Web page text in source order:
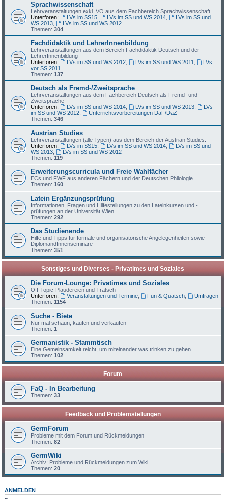
Sprachwissenschaft
Lehrveranstaltungen exkl. VO aus dem Fachbereich Sprachwissenschaft
Unterforen:
LVs im SS15 LVs im SS und WS 2014
LVs im SS und
WS 2013
LVs im SS und WS 2012
Themen:304
Fachdidaktik und LehrerInnenbildung
Lehrveranstaltungen aus dem Bereich Fachdidaktik Deutsch und der
LehrerInnenbildung
Unterforen:
LVs im SS und WS 2012 LVs im SS und WS 2011
LVs
vor SS 2011
Themen:137
Deutsch als Fremd-/Zweitsprache
Lehrveranstaltungen aus dem Fachbereich Deutsch als Fremd- und
Zweitsprache
Unterforen:
LVs im SS und WS 2014 LVs im SS und WS 2013
LVs
im SS und WS 2012
Unterrichtsvorbereitungen DaF/DaZ
Themen:346
Austrian Studies
Lehrveranstaltungen (alle Typen) aus dem Bereich der Austrian Studies.
Unterforen:
LVs im SS15 LVs im SS und WS 2014
LVs im SS und
WS 2013
LVs im SS und WS 2012
Themen:119
Erweiterungscurricula und Freie Wahlfächer
ECs und FWF aus anderen Fächern und der Deutschen Philologie
Themen:160
Latein Ergänzungsprüfung
Informationen, Fragen und Hilfestellungen zu den Lateinkursen und -
prüfungen an der Universität Wien
Themen:292
Das Studienende
Hilfe und Tipps für formale und organisatorische Angelegenheiten sowie
DiplomandInnenseminare
Themen:351
Sonstiges und Diverses - Privatimes und Soziales
Die Forum-Lounge: Privatimes und Soziales
Off-Topic-Plaudereien und Tratsch
Unterforen:
Veranstaltungen und Termine Fun & Quatsch
Umfragen
Themen:1154
Suche - Biete
Nur mal schaun, kaufen und verkaufen
Themen:1
Germanistik - Stammtisch
Eine Gemeinsamkeit reicht, um miteinander was trinken zu gehen.
Themen:102
Forum
FaQ - In Bearbeitung
Themen:33
Feedback und Problemstellungen
GermForum
Probleme mit dem Forum und Rückmeldungen
Themen:82
GermWiki
Archiv: Probleme und Rückmeldungen zum Wiki
Themen:20
ANMELDEN